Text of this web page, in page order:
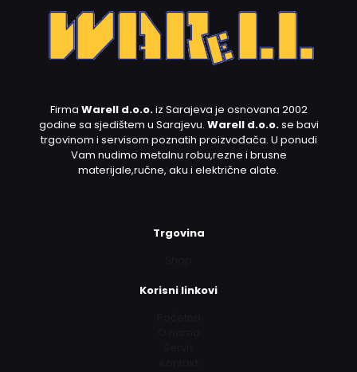
Firma Warell d.o.o.iz Sarajeva je osnovana 2002
godine sa sjedištem u Sarajevu. Warell d.o.o.se bavi
trgovinom i servisom poznatih proizvođača. U ponudi
Vam nudimo metalnu robu,rezne i brusne
materijale,ručne, aku i električne alate.
Trgovina
Korisni linkovi